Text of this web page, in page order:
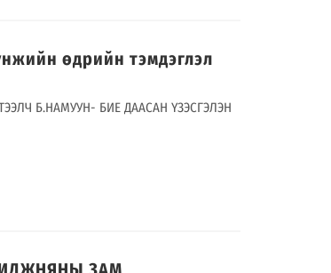
өдрийн тэмдэглэл
Б.НАМУУН- БИЕ ДААСАН ҮЗЭСГЭЛЭН